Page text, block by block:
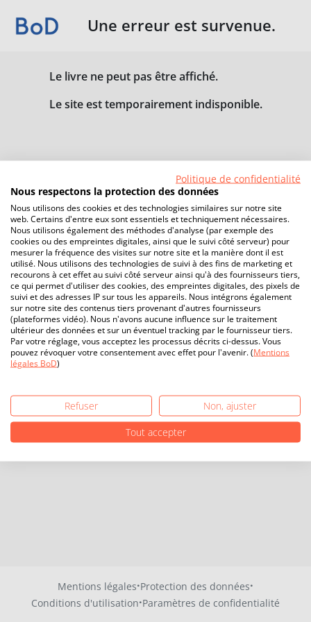
Une erreur est survenue.
Le livre ne peut pas être affiché.
Le site est temporairement indisponible.
Mentions légales·Protection des données·
Conditions d'utilisation·Paramètres de confidentialité
Politique de confidentialité
Nous respectons la protection des données
Nous utilisons des cookies et des technologies similaires sur notre site
web. Certains d'entre eux sont essentiels et techniquement nécessaires.
Nous utilisons également des méthodes d'analyse (par exemple des
cookies ou des empreintes digitales, ainsi que le suivi côté serveur) pour
mesurer la fréquence des visites sur notre site et la manière dont il est
utilisé. Nous utilisons des technologies de suivi à des fins de marketing et
recourons à cet effet au suivi côté serveur ainsi qu'à des fournisseurs tiers,
ce qui permet d'utiliser des cookies, des empreintes digitales, des pixels de
suivi et des adresses IP sur tous les appareils. Nous intégrons également
sur notre site des contenus tiers provenant d'autres fournisseurs
(plateformes vidéo). Nous n'avons aucune influence sur le traitement
ultérieur des données et sur un éventuel tracking par le fournisseur tiers.
Par votre réglage, vous acceptez les processus décrits ci-dessus. Vous
pouvez révoquer votre consentement avec effet pour l'avenir. (Mentions
légales BoD)
Refuser
Non, ajuster
Tout accepter